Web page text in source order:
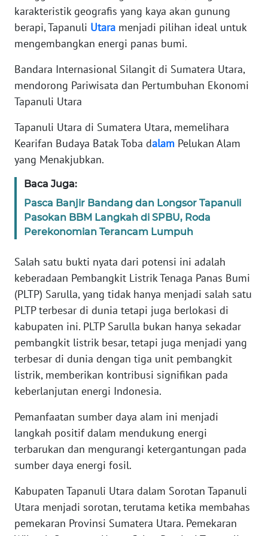
karakteristik geografis yang kaya akan gunung
berapi, Tapanuli Utara menjadi pilihan ideal untuk
mengembangkan energi panas bumi.
Bandara Internasional Silangit di Sumatera Utara,
mendorong Pariwisata dan Pertumbuhan Ekonomi
Tapanuli Utara
Tapanuli Utara di Sumatera Utara, memelihara
Kearifan Budaya Batak Toba dalam Pelukan Alam
yang Menakjubkan.
Baca Juga:
Pasca Banjir Bandang dan Longsor Tapanuli
Pasokan BBM Langkah di SPBU, Roda
Perekonomian Terancam Lumpuh
Salah satu bukti nyata dari potensi ini adalah
keberadaan Pembangkit Listrik Tenaga Panas Bumi
(PLTP) Sarulla, yang tidak hanya menjadi salah satu
PLTP terbesar di dunia tetapi juga berlokasi di
kabupaten ini. PLTP Sarulla bukan hanya sekadar
pembangkit listrik besar, tetapi juga menjadi yang
terbesar di dunia dengan tiga unit pembangkit
listrik, memberikan kontribusi signifikan pada
keberlanjutan energi Indonesia.
Pemanfaatan sumber daya alam ini menjadi
langkah positif dalam mendukung energi
terbarukan dan mengurangi ketergantungan pada
sumber daya energi fosil.
Kabupaten Tapanuli Utara dalam Sorotan Tapanuli
Utara menjadi sorotan, terutama ketika membahas
pemekaran Provinsi Sumatera Utara. Pemekaran
WN
SERAMBI
WN
JAMBI
SULTRA
WN
WN
SULTENG
SULBAR
WN
BABEL
WN
SUMBAR
WN
SUMSEL
WN
BENGKULU
WN
LAMPUNG
JATENG